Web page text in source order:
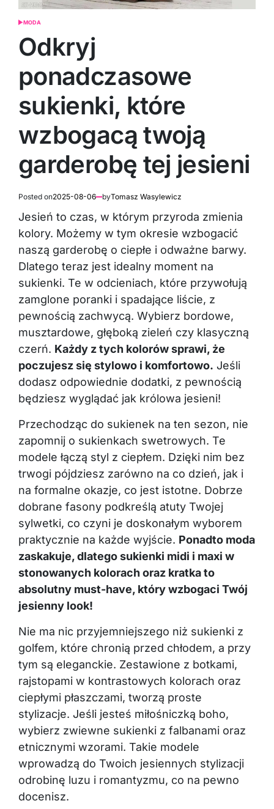
POSTED
MODA
Odkryj
ponadczasowe
sukienki, które
wzbogacą twoją
garderobę tej jesieni
Posted on2025-08-06 byTomasz Wasylewicz
Jesień to czas, w którym przyroda zmienia
kolory. Możemy w tym okresie wzbogacić
naszą garderobę o ciepłe i odważne barwy.
Dlatego teraz jest idealny moment na
sukienki. Te w odcieniach, które przywołują
zamglone poranki i spadające liście, z
pewnością zachwycą. Wybierz bordowe,
musztardowe, głęboką zieleń czy klasyczną
czerń. Każdy z tych kolorów sprawi, że
poczujesz się stylowo i komfortowo. Jeśli
dodasz odpowiednie dodatki, z pewnością
będziesz wyglądać jak królowa jesieni!
Przechodząc do sukienek na ten sezon, nie
zapomnij o sukienkach swetrowych. Te
modele łączą styl z ciepłem. Dzięki nim bez
trwogi pójdziesz zarówno na co dzień, jak i
na formalne okazje, co jest istotne. Dobrze
dobrane fasony podkreślą atuty Twojej
sylwetki, co czyni je doskonałym wyborem
praktycznie na każde wyjście. Ponadto moda
zaskakuje, dlatego sukienki midi i maxi w
stonowanych kolorach oraz kratka to
absolutny must-have, który wzbogaci Twój
jesienny look!
Nie ma nic przyjemniejszego niż sukienki z
golfem, które chronią przed chłodem, a przy
tym są eleganckie. Zestawione z botkami,
rajstopami w kontrastowych kolorach oraz
ciepłymi płaszczami, tworzą proste
stylizacje. Jeśli jesteś miłośniczką boho,
wybierz zwiewne sukienki z falbanami oraz
etnicznymi wzorami. Takie modele
wprowadzą do Twoich jesiennych stylizacji
odrobinę luzu i romantyzmu, co na pewno
docenisz.